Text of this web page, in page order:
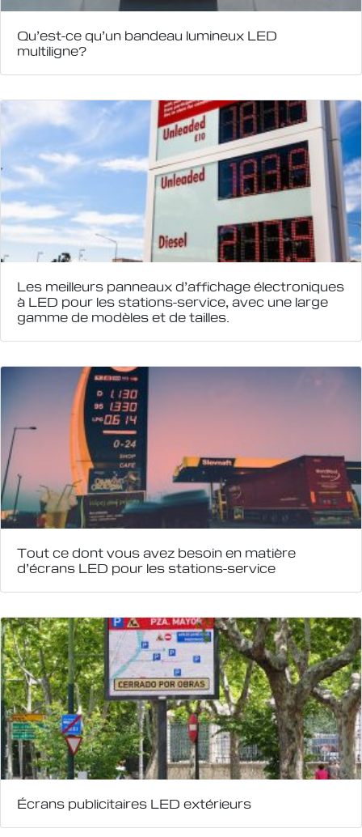
Qu’est-ce qu’un bandeau lumineux LED
multiligne?
Les meilleurs panneaux d’affichage électroniques
à LED pour les stations-service, avec une large
gamme de modèles et de tailles.
Tout ce dont vous avez besoin en matière
d’écrans LED pour les stations-service
Écrans publicitaires LED extérieurs